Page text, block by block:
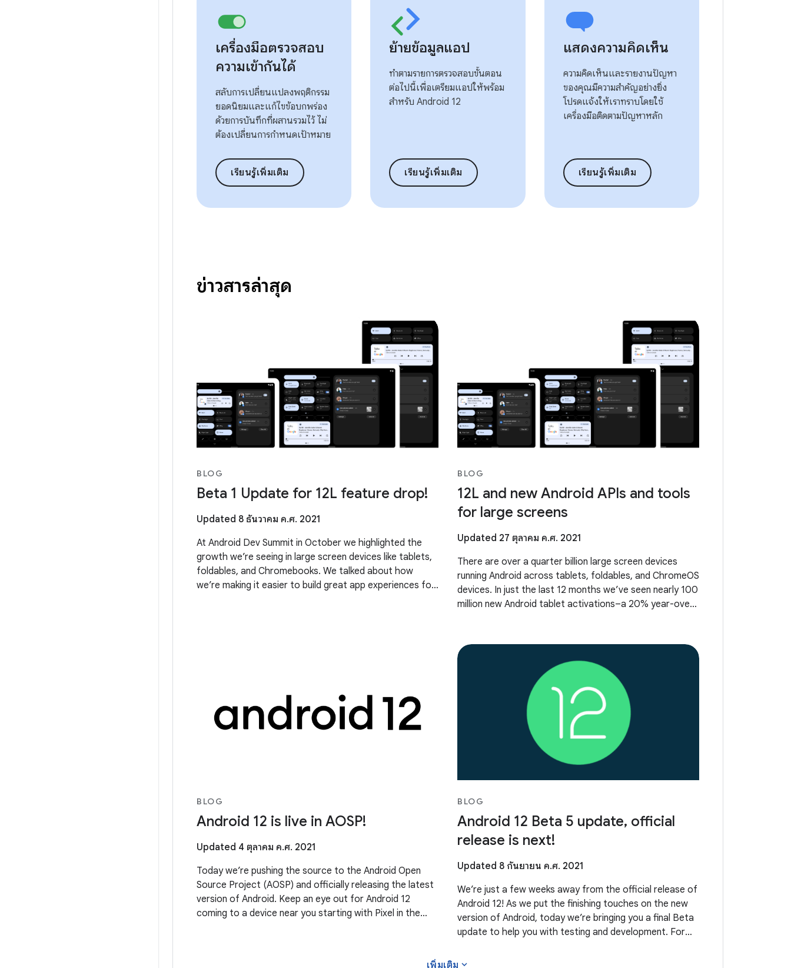
เครื่องมือตรวจสอบ
ความเข้ากันได้
สลับการเปลี่ยนแปลงพฤติกรรม
ยอดนิยมและแก้ไขข้อบกพร่อง
ด้วยการบันทึกที่ผสานรวมไว้ ไม่
ต้องเปลี่ยนการกําหนดเป้าหมาย
เรียนรู้เพิ่มเติม
ย้ายข้อมูลแอป
ทำตามรายการตรวจสอบขั้นตอน
ต่อไปนี้เพื่อเตรียมแอปให้พร้อม
สำหรับ Android 12
เรียนรู้เพิ่มเติม
แสดงความคิดเห็น
ความคิดเห็นและรายงานปัญหา
ของคุณมีความสำคัญอย่างยิ่ง
โปรดแจ้งให้เราทราบโดยใช้
เครื่องมือติดตามปัญหาหลัก
เรียนรู้เพิ่มเติม
ข่าวสารล่าสุด
BLOG
Beta 1 Update for 12L feature drop!
Updated 8 ธันวาคม ค.ศ. 2021
At Android Dev Summit in October we highlighted the
growth we’re seeing in large screen devices like tablets,
foldables, and Chromebooks. We talked about how
we’re making it easier to build great app experiences for
BLOG
12L and new Android APIs and tools
for large screens
Updated 27 ตุลาคม ค.ศ. 2021
There are over a quarter billion large screen devices
running Android across tablets, foldables, and ChromeOS
devices. In just the last 12 months we’ve seen nearly 100
million new Android tablet activations–a 20% year-over-
BLOG
Android 12 is live in AOSP!
Updated 4 ตุลาคม ค.ศ. 2021
Today we’re pushing the source to the Android Open
Source Project (AOSP) and officially releasing the latest
version of Android. Keep an eye out for Android 12
coming to a device near you starting with Pixel in the
BLOG
Android 12 Beta 5 update, official
release is next!
Updated 8 กันยายน ค.ศ. 2021
We’re just a few weeks away from the official release of
Android 12! As we put the finishing touches on the new
version of Android, today we’re bringing you a final Beta
update to help you with testing and development. For
เพิ่มเติม expand_more